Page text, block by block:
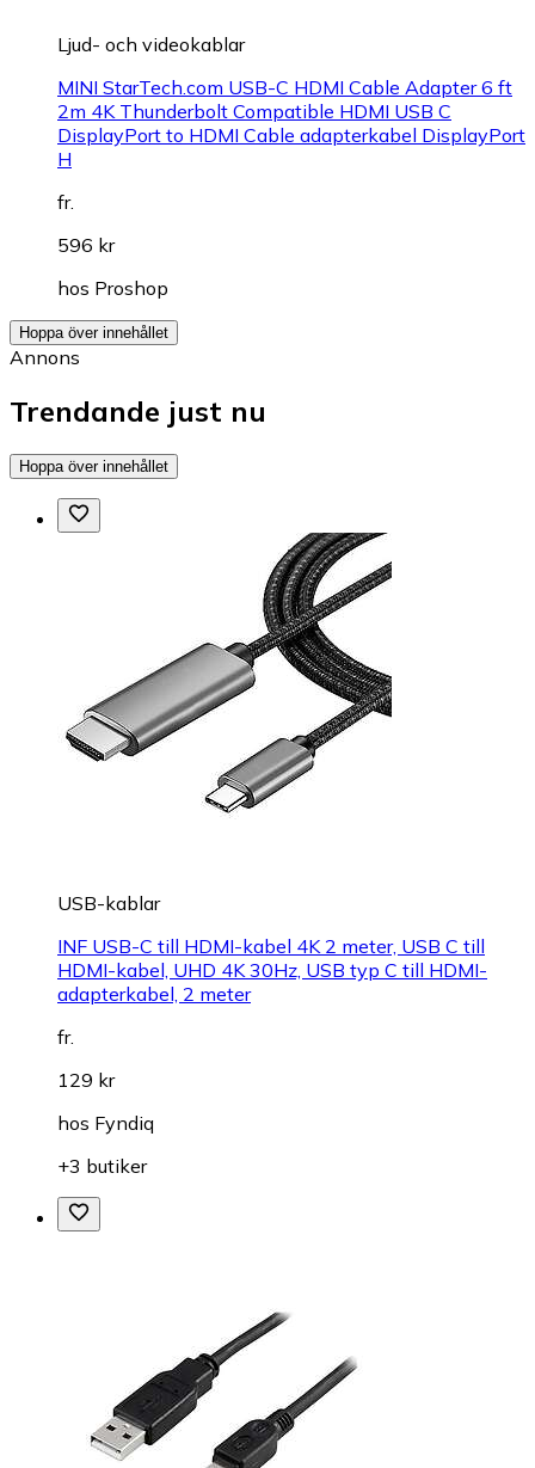
Ljud- och videokablar
MINI StarTech.com USB-C HDMI Cable Adapter 6 ft
2m 4K Thunderbolt Compatible HDMI USB C
DisplayPort to HDMI Cable adapterkabel DisplayPort
H
fr.
596 kr
hos Proshop
Hoppa över innehållet
Annons
Trendande just nu
Hoppa över innehållet
USB-kablar
INF USB-C till HDMI-kabel 4K 2 meter, USB C till
HDMI-kabel, UHD 4K 30Hz, USB typ C till HDMI-
adapterkabel, 2 meter
fr.
129 kr
hos Fyndiq
+3 butiker